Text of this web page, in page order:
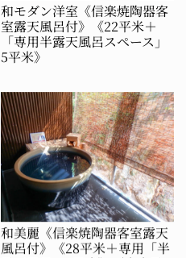
和モダン洋室《信楽焼陶器客
室露天風呂付》《22平米＋
「専用半露天風呂スペース」
5平米》
和美麗《信楽焼陶器客室露天
風呂付》《28平米＋専用「半